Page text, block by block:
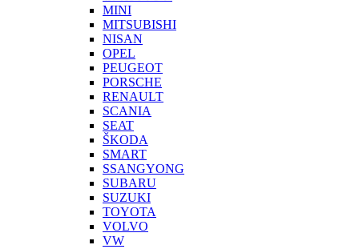
MINI
MITSUBISHI
NISAN
OPEL
PEUGEOT
PORSCHE
RENAULT
SCANIA
SEAT
ŠKODA
SMART
SSANGYONG
SUBARU
SUZUKI
TOYOTA
VOLVO
VW